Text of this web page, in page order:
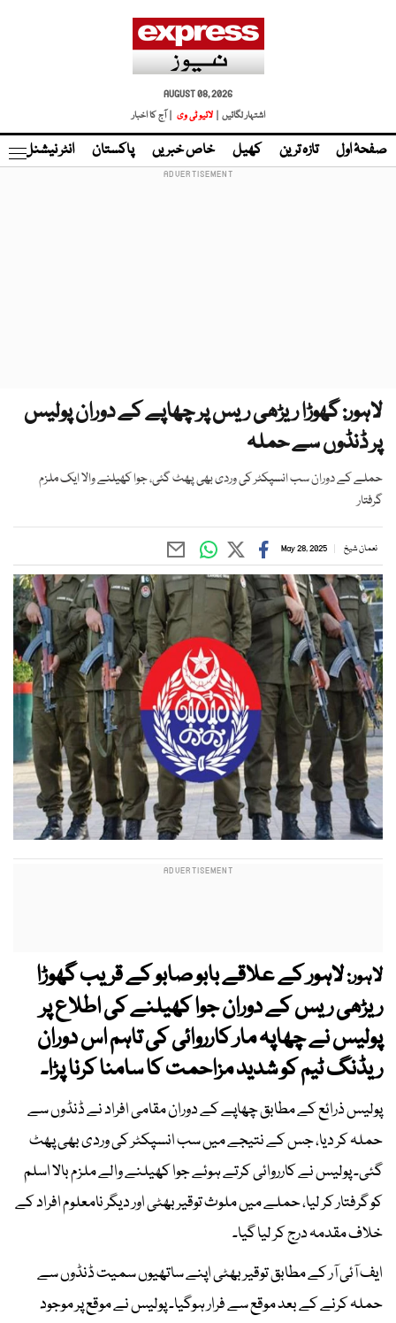
AUGUST 08, 2026
اشتہار لگائیں |
لائیو ٹی وی | آج کا اخبار
صفحۂ اول تازہ ترین کھیل خاص خبریں پاکستان انٹر نیشنل
لاہور: گھوڑا ریڑھی ریس پر چھاپے کے دوران پولیس
پر ڈنڈوں سے حملہ
حملے کے دوران سب انسپکٹر کی وردی بھی پھٹ گئی، جوا کھیلنے والا ایک ملزم
گرفتار
نعمان شیخ May 28, 2025
لاہور:لاہور کے علاقے بابو صابو کے قریب گھوڑا
ریڑھی ریس کے دوران جوا کھیلنے کی اطلاع پر
پولیس نے چھاپہ مار کارروائی کی تاہم اس دوران
ریڈنگ ٹیم کو شدید مزاحمت کا سامنا کرنا پڑا۔
پولیس ذرائع کے مطابق چھاپے کے دوران مقامی افراد نے ڈنڈوں سے
حملہ کر دیا، جس کے نتیجے میں سب انسپکٹر کی وردی بھی پھٹ
گئی۔ پولیس نے کارروائی کرتے ہوئے جوا کھیلنے والے ملزم بالا اسلم
کو گرفتار کر لیا، حملے میں ملوث توقیر بھٹی اور دیگر نامعلوم افراد کے
خلاف مقدمہ درج کر لیا گیا۔
ایف آئی آر کے مطابق توقیر بھٹی اپنے ساتھیوں سمیت ڈنڈوں سے
حملہ کرنے کے بعد موقع سے فرار ہوگیا۔ پولیس نے موقع پر موجود